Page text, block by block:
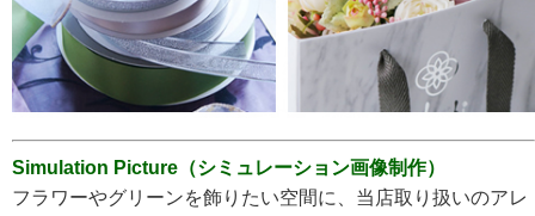
Simulation Picture（シミュレーション画像制作）
フラワーやグリーンを飾りたい空間に、当店取り扱いのアレ